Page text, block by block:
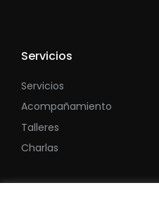
Servicios
Servicios
Acompañamiento
Talleres
Charlas